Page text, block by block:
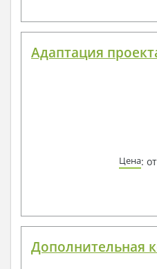
Адаптация
Цена: от
Дополнительная